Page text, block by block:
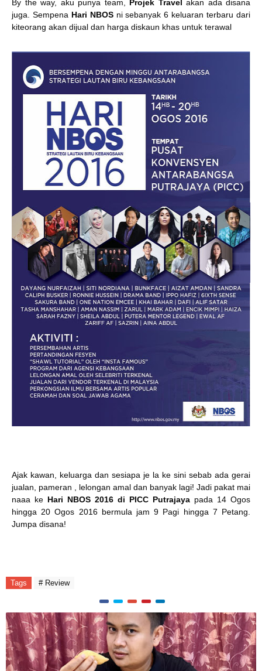
By the way, aku punya team, Projek Travel
akan ada disana
juga. Sempena Hari NBOSni sebanyak 6 keluaran terbaru dari
kiteorang akan dijual dan harga diskaun khas untuk terawal
Ajak kawan, keluarga dan sesiapa je la ke sini sebab ada gerai
jualan, pameran , lelongan amal dan banyak lagi! Jadi pakat mai
naaa ke Hari NBOS 2016 di PICC Putrajaya pada 14 Ogos
hingga 20 Ogos 2016 bermula jam 9 Pagi hingga 7 Petang.
Jumpa disana!
Tags # Review